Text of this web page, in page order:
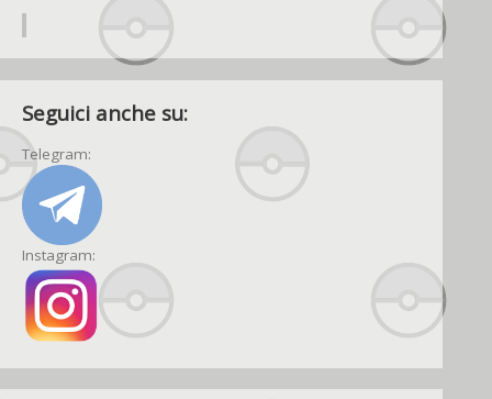
Seguici anche su:
Telegram:
Instagram: